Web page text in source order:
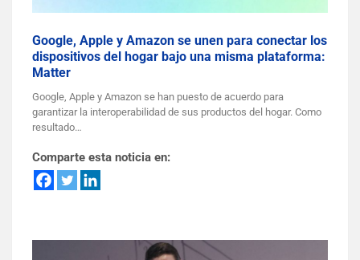
Google, Apple y Amazon se unen para conectar los
dispositivos del hogar bajo una misma plataforma:
Matter
Google, Apple y Amazon se han puesto de acuerdo para
garantizar la interoperabilidad de sus productos del hogar. Como
resultado…
Comparte esta noticia en: